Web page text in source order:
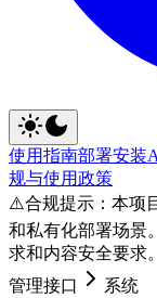
使用指南部署安装
规与使用政策
⚠️合规提示：本项
和私有化部署场景
求和内容安全要求。
管理接口
系统